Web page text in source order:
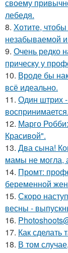
своему
лебедя.
8. Хотите,
незабываемой
9. Очень редко
прическу у
10. Вроде бы
всё идеально.
11. Один штрих
воспринимается.
12. Марго
Красивой".
13. Два сына!
мамы не могла,
14. Промт:
беременной
15. Скоро
весны -
16.
17. Как сделать
18. В том